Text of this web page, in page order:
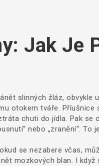
Jak Je
slinných žláz, obvykle
otokem tváře. Příušnice
chuti do jídla. Pak se
nebo „zranění“. To
se nezabere včas,
mozkových blan. I